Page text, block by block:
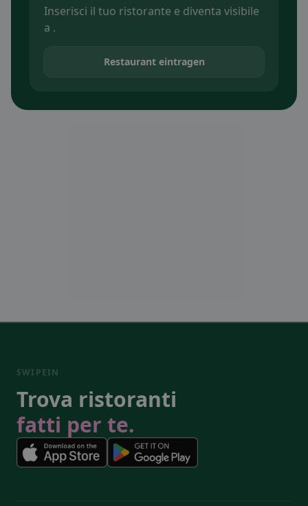
Inserisci il tuo ristorante e diventa visibile
a .
Restaurant eintragen
SWIPEIN
Trova ristoranti
fatti per te.